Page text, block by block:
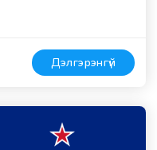
Дэлгэрэнгүй